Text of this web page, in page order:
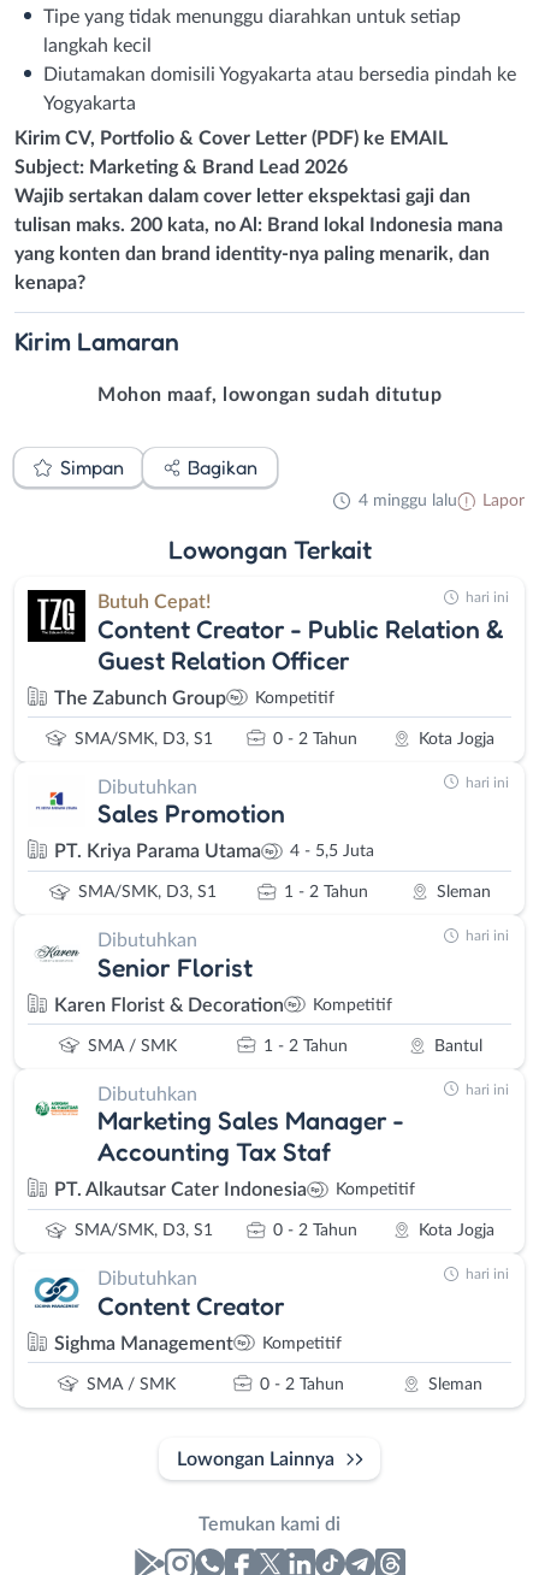
Tipe yang tidak menunggu diarahkan untuk setiap
langkah kecil
Diutamakan domisili Yogyakarta atau bersedia pindah ke
Yogyakarta
Kirim CV, Portfolio & Cover Letter (PDF) ke EMAIL
Subject: Marketing & Brand Lead 2026
Wajib sertakan dalam cover letter ekspektasi gaji dan
tulisan maks. 200 kata, no Al: Brand lokal Indonesia mana
yang konten dan brand identity-nya paling menarik, dan
kenapa?
Kirim Lamaran
Mohon maaf, lowongan sudah ditutup
Simpan Bagikan
4 minggu lalu Lapor
Lowongan Terkait
Butuh Cepat!
Content Creator - Public Relation &
Guest Relation Officer
The Zabunch Group Kompetitif
SMA/SMK, D3, S1 0 - 2 Tahun Kota Jogja
hari ini
Dibutuhkan
Sales Promotion
PT. Kriya Parama Utama 4 - 5,5 Juta
SMA/SMK, D3, S1 1 - 2 Tahun Sleman
hari ini
Dibutuhkan
Senior Florist
Karen Florist & Decoration Kompetitif
SMA / SMK 1 - 2 Tahun Bantul
hari ini
Dibutuhkan
Marketing Sales Manager -
Accounting Tax Staf
PT. Alkautsar Cater Indonesia Kompetitif
SMA/SMK, D3, S1 0 - 2 Tahun Kota Jogja
hari ini
Dibutuhkan
Content Creator
Sighma Management Kompetitif
SMA / SMK 0 - 2 Tahun Sleman
hari ini
Lowongan Lainnya
Temukan kami di